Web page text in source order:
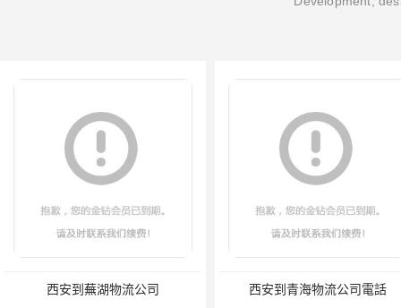
西安到蕪湖物流公司 西安到青海物流公司電話